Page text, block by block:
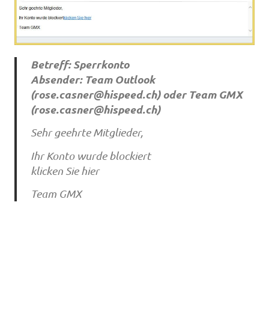
Betreff: Sperrkonto
Absender: Team Outlook
(rose.casner@hispeed.ch) oder Team GMX
(rose.casner@hispeed.ch)
Sehr geehrte Mitglieder,
Ihr Konto wurde blockiert
klicken Sie hier
Team GMX